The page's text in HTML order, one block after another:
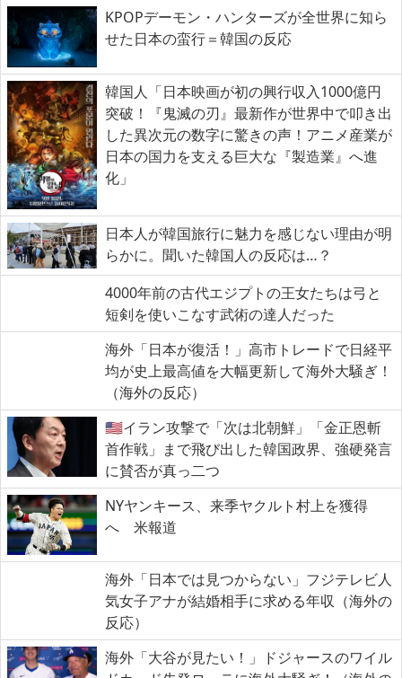
KPOPデーモン・ハンターズが全世界に知ら
せた日本の蛮行＝韓国の反応
韓国人「日本映画が初の興行収入1000億円
突破！『鬼滅の刃』最新作が世界中で叩き出
した異次元の数字に驚きの声！アニメ産業が
日本の国力を支える巨大な『製造業』へ進
化」
日本人が韓国旅行に魅力を感じない理由が明
らかに。聞いた韓国人の反応は…？
4000年前の古代エジプトの王女たちは弓と
短剣を使いこなす武術の達人だった
海外「日本が復活！」高市トレードで日経平
均が史上最高値を大幅更新して海外大騒ぎ！
（海外の反応）
🇺🇸イラン攻撃で「次は北朝鮮」「金正恩斬
首作戦」まで飛び出した韓国政界、強硬発言
に賛否が真っ二つ
NYヤンキース、来季ヤクルト村上を獲得
へ 米報道
海外「日本では見つからない」フジテレビ人
気女子アナが結婚相手に求める年収（海外の
反応）
海外「大谷が見たい！」ドジャースのワイル